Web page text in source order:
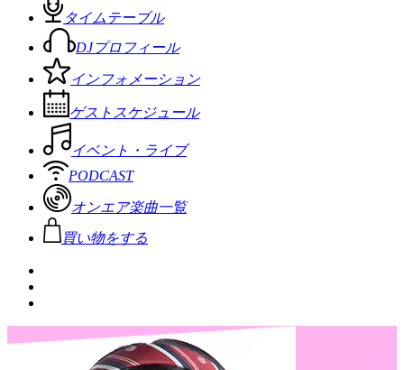
タイムテーブル
DJプロフィール
インフォメーション
ゲストスケジュール
イベント・ライブ
PODCAST
オンエア楽曲一覧
買い物をする